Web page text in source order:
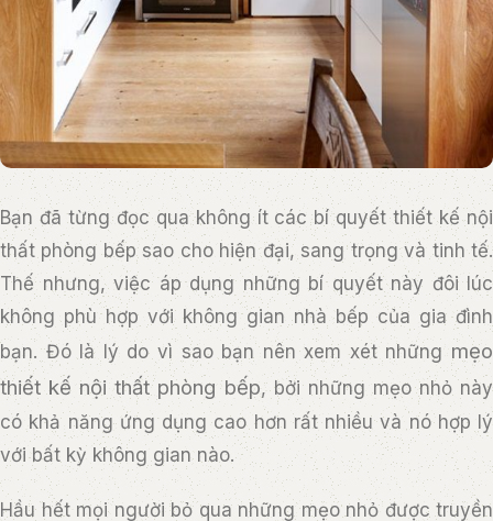
Bạn đã từng đọc qua không ít các bí quyết thiết kế nội
thất phòng bếp sao cho hiện đại, sang trọng và tinh tế.
Thế nhưng, việc áp dụng những bí quyết này đôi lúc
không phù hợp với không gian nhà bếp của gia đình
bạn. Đó là lý do vì sao bạn nên xem xét những mẹo
thiết kế nội thất phòng bếp, bởi những mẹo nhỏ này
có khả năng ứng dụng cao hơn rất nhiều và nó hợp lý
với bất kỳ không gian nào.
Hầu hết mọi người bỏ qua những mẹo nhỏ được truyền